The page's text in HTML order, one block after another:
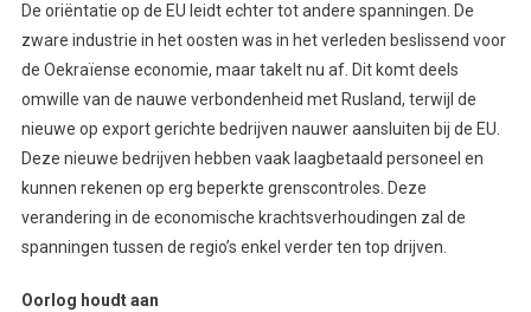
De oriëntatie op de EU leidt echter tot andere spanningen. De
zware industrie in het oosten was in het verleden beslissend voor
de Oekraïense economie, maar takelt nu af. Dit komt deels
omwille van de nauwe verbondenheid met Rusland, terwijl de
nieuwe op export gerichte bedrijven nauwer aansluiten bij de EU.
Deze nieuwe bedrijven hebben vaak laagbetaald personeel en
kunnen rekenen op erg beperkte grenscontroles. Deze
verandering in de economische krachtsverhoudingen zal de
spanningen tussen de regio’s enkel verder ten top drijven.
Oorlog houdt aan